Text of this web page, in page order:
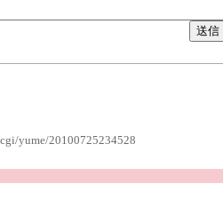
yume/20100725234528